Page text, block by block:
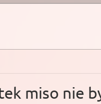
miso nie